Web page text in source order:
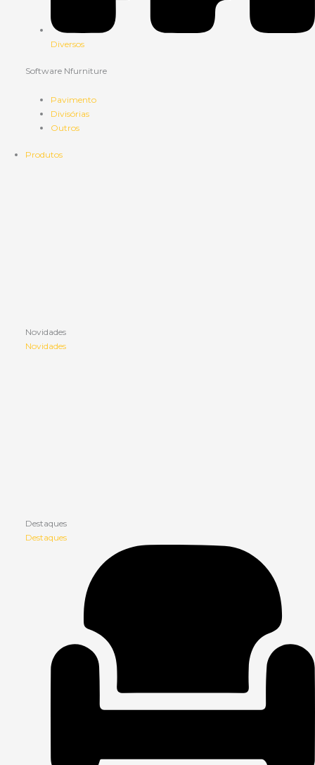
Diversos
Software Nfurniture
Pavimento
Divisórias
Outros
Produtos
Novidades
Novidades
Destaques
Destaques